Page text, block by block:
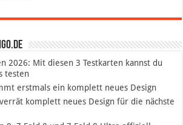
2026: Mit diesen 3 Testkarten kannst du
testen
erstmals ein komplett neues Design
komplett neues Design für die nächste